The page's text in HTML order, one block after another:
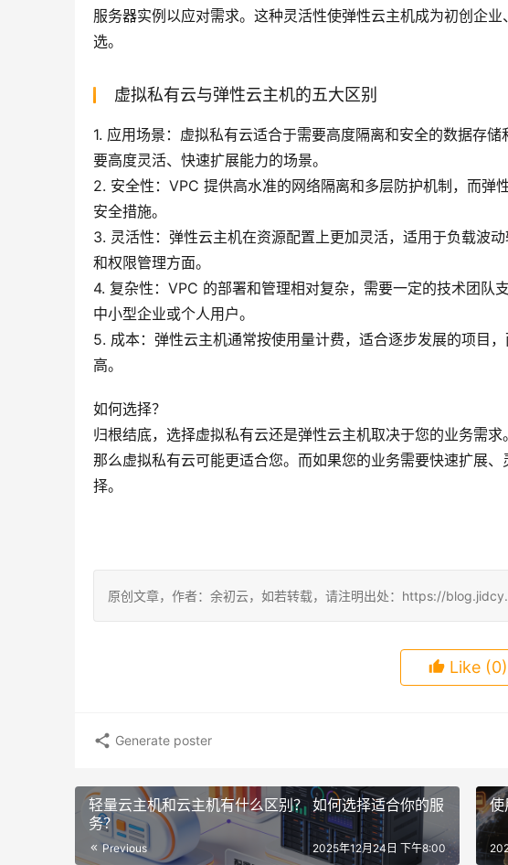
服务器实例以应对需求。这种灵活性使弹性云主机成为初创企
选。
虚拟私有云与弹性云主机的五大区别
1. 应用场景：虚拟私有云适合于需要高度隔离和安全的数据存
要高度灵活、快速扩展能力的场景。
2. 安全性：VPC 提供高水准的网络隔离和多层防护机制，而弹
安全措施。
3. 灵活性：弹性云主机在资源配置上更加灵活，适用于负载波
和权限管理方面。
4. 复杂性：VPC 的部署和管理相对复杂，需要一定的技术团队
中小型企业或个人用户。
5. 成本：弹性云主机通常按使用量计费，适合逐步发展的项目
高。
如何选择？
归根结底，选择虚拟私有云还是弹性云主机取决于您的业务需
那么虚拟私有云可能更适合您。而如果您的业务需要快速扩展
择。
原创文章，作者：余初云，如若转载，请注明出处：https://
Like (0)
Generate poster
轻量云主机和云主机有什么区别？ 如何选择适合你的服
务？
Previous 2025年12月24日 下午8:00
使